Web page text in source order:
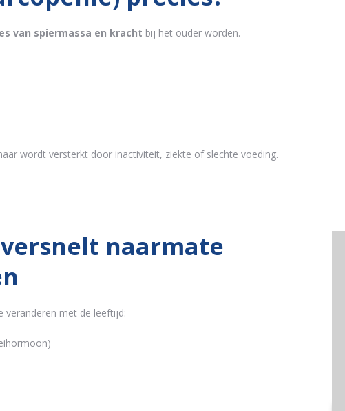
van spiermassa en kracht bij het ouder worden.
wordt versterkt door inactiviteit, ziekte of slechte voeding.
naarmate
veranderen met de leeftijd: